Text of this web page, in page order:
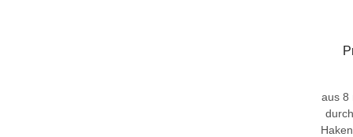
aus 8